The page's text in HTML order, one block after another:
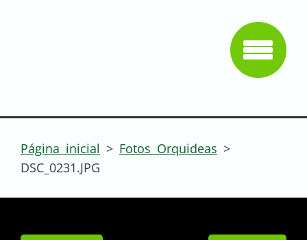
Página inicial > Fotos Orquideas >
DSC_0231.JPG